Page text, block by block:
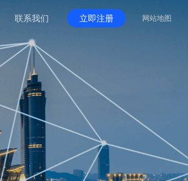
联系我们 立即注册 网站地图